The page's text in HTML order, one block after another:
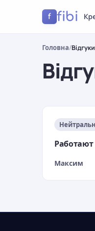
f fibi
Головна/Відгуки
Максим